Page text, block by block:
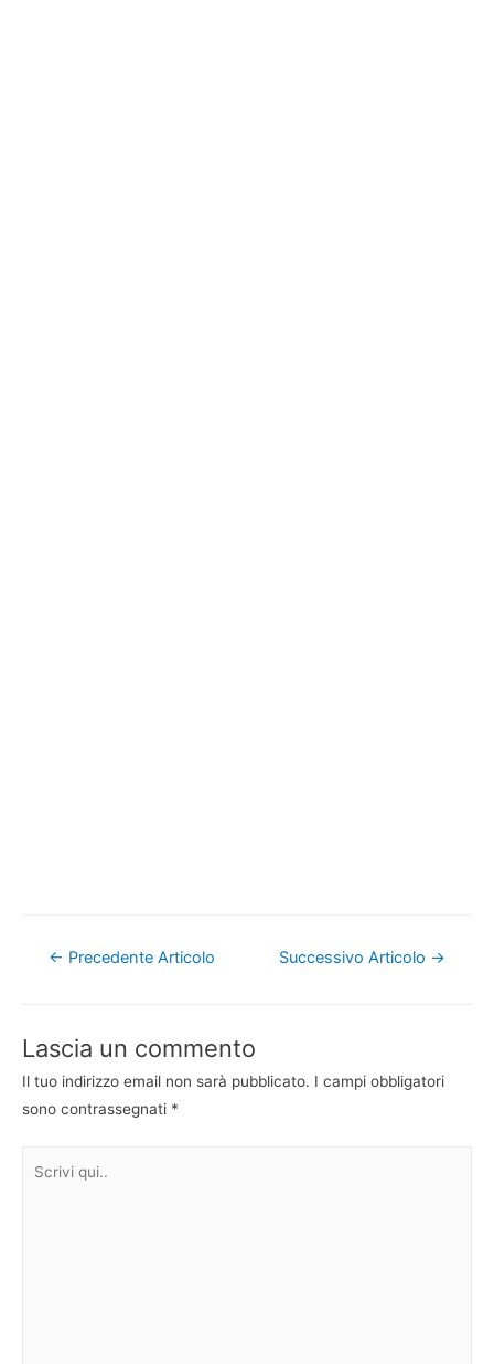
Navigazione
← Precedente Articolo Successivo Articolo →
Lascia un commento
Il tuo indirizzo email non sarà pubblicato. I campi obbligatori
sono contrassegnati *